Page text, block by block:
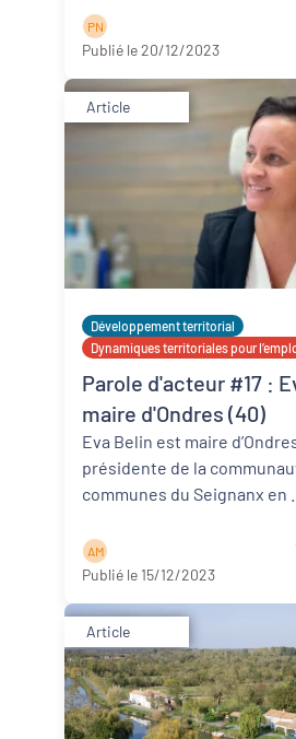
P N
Publié le 20/12/2023
Article
Développement territorial
Dynamiques territoriales pour
Parole d'acteur #17 :
maire d'Ondres (40)
Eva Belin est maire
présidente de la
A M
Publié le 15/12/2023
Article